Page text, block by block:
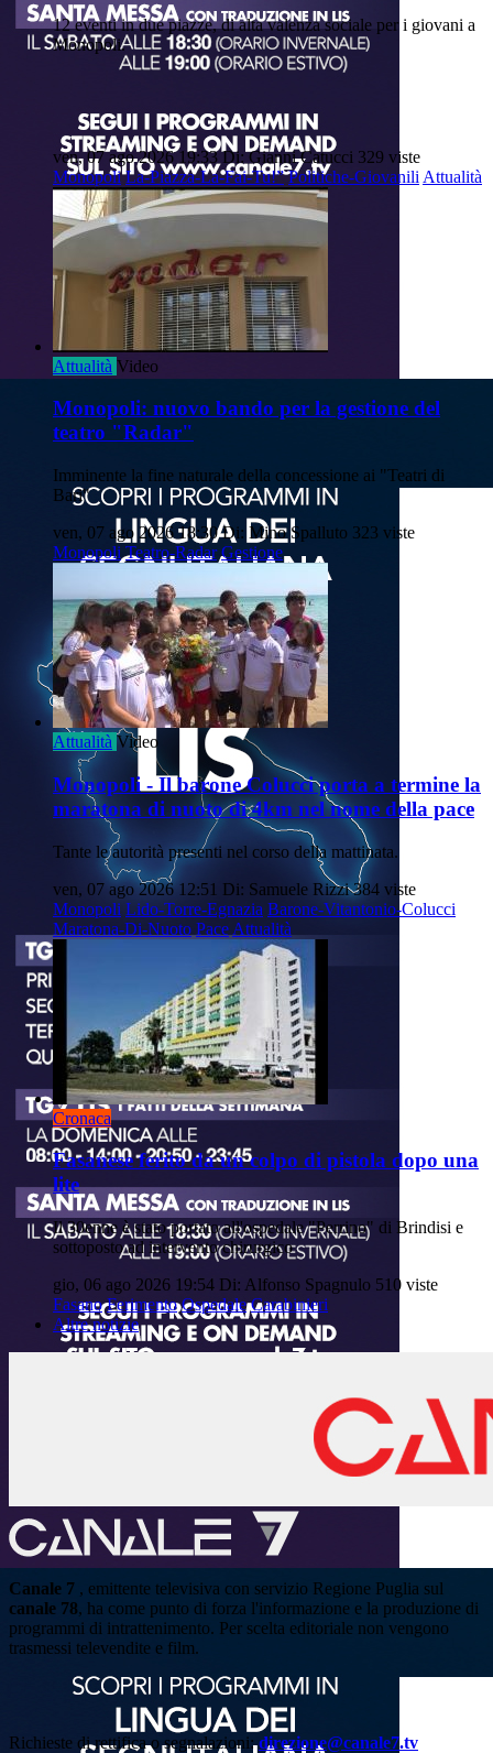
12 eventi in due piazze, di alta valenza sociale per i giovani a
Monopoli.
ven, 07 ago 2026 19:33 Di: Gianni Catucci 329 viste
Monopoli La-Piazza-La-Fai-Tu!” Politiche-Giovanili Attualità
Attualità Video
Monopoli: nuovo bando per la gestione del
teatro "Radar"
Imminente la fine naturale della concessione ai "Teatri di
Bari"
ven, 07 ago 2026 18:30 Di: Mino Spalluto 323 viste
Monopoli Teatro-Radar Gestione
Attualità Video
Monopoli - Il barone Colucci porta a termine la
maratona di nuoto di 4km nel nome della pace
Tante le autorità presenti nel corso della mattinata.
ven, 07 ago 2026 12:51 Di: Samuele Rizzi 384 viste
Monopoli Lido-Torre-Egnazia Barone-Vitantonio-Colucci
Maratona-Di-Nuoto Pace Attualità
Cronaca
Fasanese ferito da un colpo di pistola dopo una
lite
Il 30enne è stato portato all'ospedale "Perrino" di Brindisi e
sottoposto ad intervento chirurgico
gio, 06 ago 2026 19:54 Di: Alfonso Spagnulo 510 viste
Fasano Ferimento Ospedale Carabinieri
Altre notizie
Canale 7 , emittente televisiva con servizio Regione Puglia sul
canale 78, ha come punto di forza l'informazione e la produzione di
programmi di intrattenimento. Per scelta editoriale non vengono
trasmessi televendite e film.
Richieste di rettifica o segnalazioni:direzione@canale7.tv